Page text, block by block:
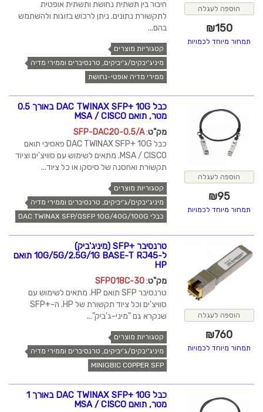
הוספה לעגלה
₪150
תמחור מיוחד לכמויות
חיבור בין תשתית נחושת ותשתית אופטית
לתקשורת נתונים. ניתן לרכוש בזוגות ולהשתמש
בהם...
קטגוריות מוצרים
מיניג'יבקים/ג'יביקים, טרנסיברים וממירי מדיה
ממירי מדיה אופטי-נחושת
הוספה לעגלה
₪95
תמחור מיוחד לכמויות
כבל DAC TWINAX SFP+ 10G באורך 0.5
מטר, תואם MSA / CISCO
מק"ט:
SFP-DAC20-0.5/A
כבל DAC TWINAX SFP+ 10G פאסיבי תואם
MSA / CISCO. מתאים לשימוש עם סוויצ'ים וציוד
תקשורת ואחסנה של סיסקו או כל ציוד...
קטגוריות מוצרים
מיניג'יבקים/ג'יביקים, טרנסיברים וממירי מדיה
כבלי DAC TWINAX SFP/QSFP 10G/40G/100G
הוספה לעגלה
₪760
תמחור מיוחד לכמויות
טרנסיבר +SFP (מיניג'ביק)
ל-10G/5G/2.5G/1G BASE-T RJ45 תואם
HP
מק"ט:
SFP018C-30
טרנסיבר SFP תואם HP. מתאים לשימוש עם
סוויצ'ים וכל ציוד תקשורת של HP. ה-+SFP
שנקרא גם "מיני-ג'ביק"...
קטגוריות מוצרים
מיניג'יבקים/ג'יביקים, טרנסיברים וממירי מדיה
MINIGBIC COPPER SFP
כבל DAC TWINAX SFP+ 10G באורך 1
מטר, תואם MSA / CISCO